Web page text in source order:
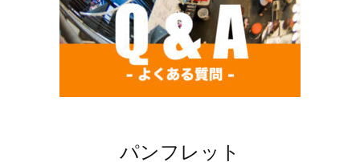
パンフレット